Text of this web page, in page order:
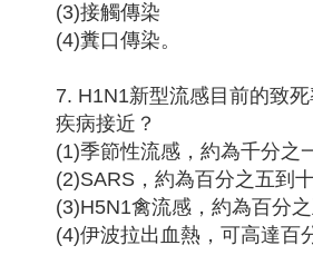
(3)接觸傳染
(4)糞口傳染。
7. H1N1新型流感目前的致
疾病接近？
(1)季節性流感，約為千分之
(2)SARS，約為百分之五到
(3)H5N1禽流感，約為百分
(4)伊波拉出血熱，可高達百